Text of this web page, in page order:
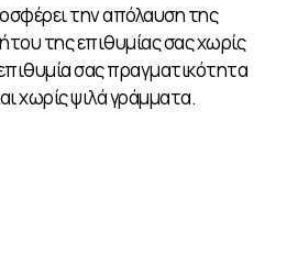
την απόλαυση της
της επιθυμίας σας χωρίς
σας πραγματικότητα
χωρίς ψιλά γράμματα.